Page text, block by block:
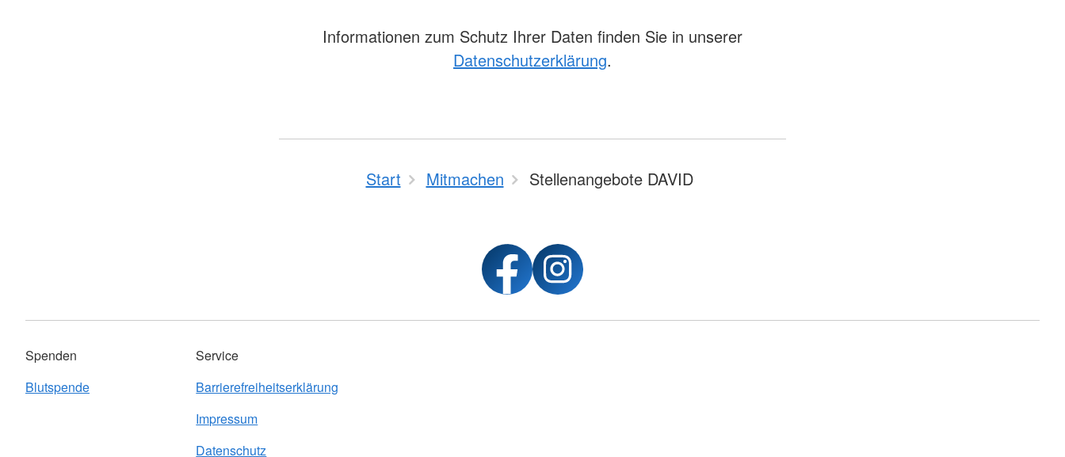
Informationen zum Schutz Ihrer Daten finden Sie in unserer
Datenschutzerklärung.
Start Mitmachen Stellenangebote DAVID
Spenden
Blutspende
Service
Barrierefreiheitserklärung
Impressum
Datenschutz